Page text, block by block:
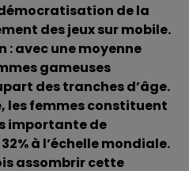
de la
des jeux sur mobile.
: avec une moyenne
gameuses
des tranches d’âge.
les femmes constituent
importante de
à l’échelle mondiale.
assombrir cette